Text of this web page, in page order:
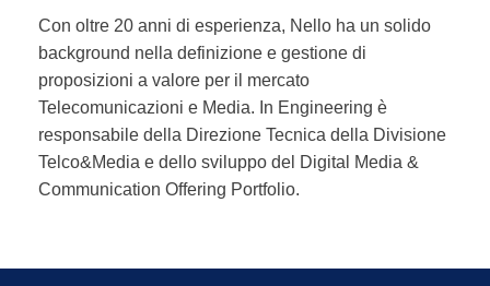
Con oltre 20 anni di esperienza, Nello ha un solido
background nella definizione e gestione di
proposizioni a valore per il mercato
Telecomunicazioni e Media. In Engineering è
responsabile della Direzione Tecnica della Divisione
Telco&Media e dello sviluppo del Digital Media &
Communication Offering Portfolio.